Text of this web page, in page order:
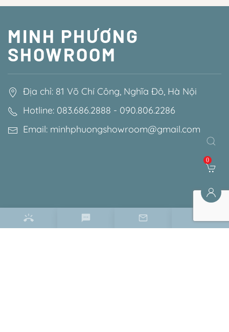
MINH PHƯƠNG
SHOWROOM
Địa chỉ: 81 Võ Chí Công, Nghĩa Đô, Hà Nội
Hotline: 083.686.2888 - 090.806.2286
Email: minhphuongshowroom@gmail.com
0